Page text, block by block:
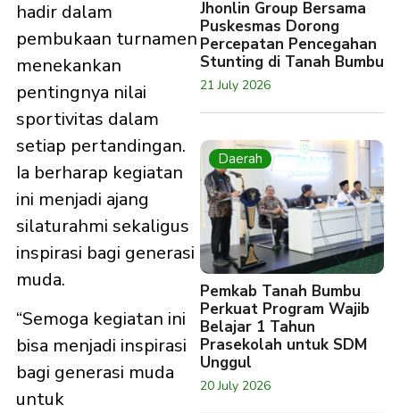
hadir dalam
pembukaan turnamen
menekankan
pentingnya nilai
sportivitas dalam
setiap pertandingan.
Ia berharap kegiatan
ini menjadi ajang
silaturahmi sekaligus
inspirasi bagi generasi
muda.
“Semoga kegiatan ini
bisa menjadi inspirasi
bagi generasi muda
untuk
Jhonlin Group Bersama
Puskesmas Dorong
Percepatan Pencegahan
Stunting di Tanah Bumbu
21 July 2026
Daerah
Pemkab Tanah Bumbu
Perkuat Program Wajib
Belajar 1 Tahun
Prasekolah untuk SDM
Unggul
20 July 2026